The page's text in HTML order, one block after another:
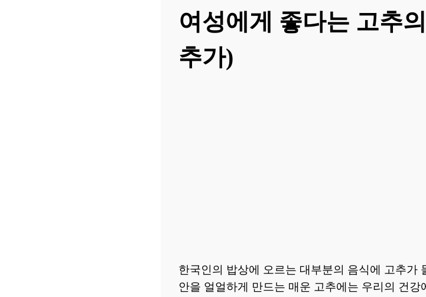
여성에게 좋다는 고추
추가)
한국인의 밥상에 오르는 대부분의 음식에 고추가
안을 얼얼하게 만드는 매운 고추에는 우리의 건